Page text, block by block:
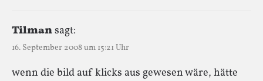
Tilmansagt:
16. September 2008 um 15:21 Uhr
wenn die bild auf klicks aus gewesen wäre, hätte